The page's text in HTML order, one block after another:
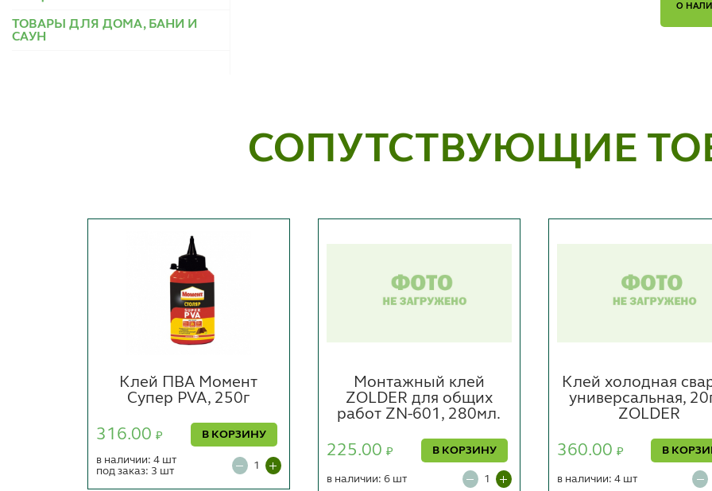
ТОВАРЫ ДЛЯ ДОМА, БАНИ И
САУН
О
СОПУТСТВУЮЩИЕ
Клей ПВА Момент
Супер PVA, 250г
316.00 ₽ В КОРЗИНУ
в наличии: 4 шт
под заказ: 3 шт
Монтажный клей
ZOLDER для общих
работ ZN-601, 280мл.
225.00 ₽ В КОРЗИНУ
в наличии: 6 шт
Клей холодная
универсальная,
ZOLDER
360.00 ₽ В
в наличии: 4 шт